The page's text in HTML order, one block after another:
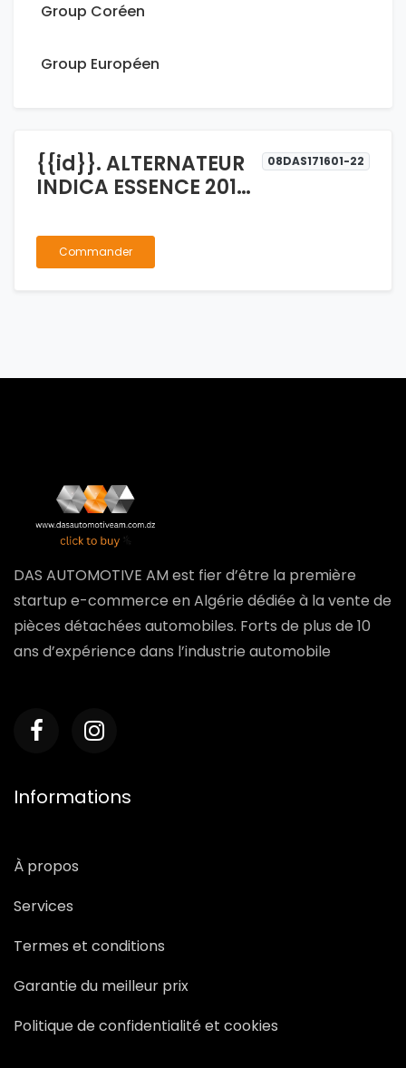
Group Coréen
Group Européen
{{id}}. ALTERNATEUR
INDICA ESSENCE 2015-
08DAS171601-22
Commander
DAS AUTOMOTIVE AM est fier d’être la première
startup e-commerce en Algérie dédiée à la vente de
pièces détachées automobiles. Forts de plus de 10
ans d’expérience dans l’industrie automobile
Informations
À propos
Services
Termes et conditions
Garantie du meilleur prix
Politique de confidentialité et cookies